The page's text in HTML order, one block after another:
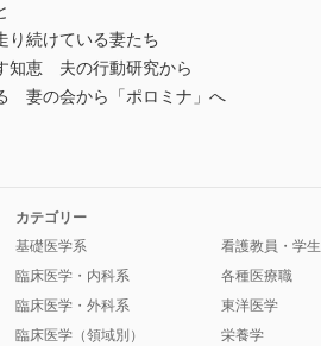
続けている妻たち
知恵 夫の行動研究から
妻の会から「ポロミナ」へ
カテゴリー
基礎医学系
臨床医学・内科系
臨床医学・外科系
臨床医学（領域別）
看護教員・学生
各種医療職
東洋医学
栄養学